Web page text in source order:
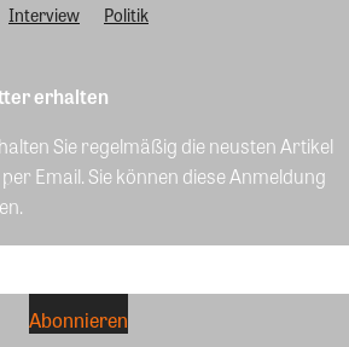
Interview
Politik
erhalten
Sie regelmäßig die neusten Artikel
Email. Sie können diese Anmeldung